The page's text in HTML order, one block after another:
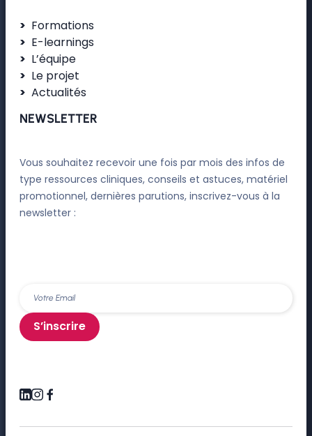
Formations
E-learnings
L’équipe
Le projet
Actualités
NEWSLETTER
Vous souhaitez recevoir une fois par mois des infos de
type ressources cliniques, conseils et astuces, matériel
promotionnel, dernières parutions, inscrivez-vous à la
newsletter :
S’inscrire